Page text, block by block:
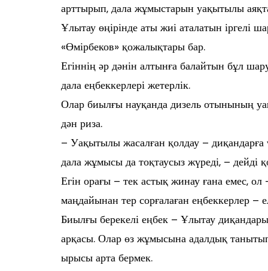
арттырып, дала жұмыстарын уақытылы
Ұлытау өңірінде аты жиі аталатын іргелі
«Өмірбеков» қожалықтары бар.
Егіннің әр дәнін алтынға балайтын бұл
дала еңбеккерлері жетерлік.
Олар биылғы науқанда дизель отынының
дән риза.
– Уақытылы жасалған қолдау – диқандарға
дала жұмысы да тоқтаусыз жүреді, – дейді
Егін орағы – тек астық жинау ғана емес,
маңдайынан тер сорғалаған еңбеккерлер –
Биылғы берекелі еңбек – Ұлытау
арқасы. Олар өз жұмысына адалдық
ырысы арта бермек.